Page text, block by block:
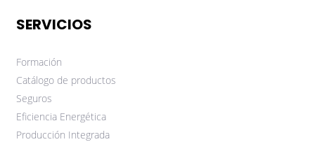
SERVICIOS
Formación
Catálogo de productos
Seguros
Eficiencia Energética
Producción Integrada